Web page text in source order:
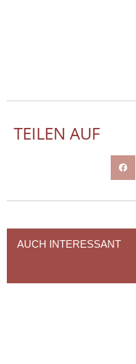
TEILEN AUF
AUCH INTERESSANT